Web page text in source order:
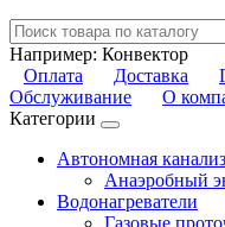
Например: Конвектор
Оплата
Доставка
Обслуживание
О
Категории
Автономная
Анаэробный
Водонагреватели
Газовые